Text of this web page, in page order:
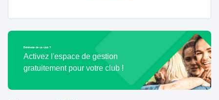
Bénévole de ce club ?
Activez l'espace de gestion
gratuitement pour votre club !